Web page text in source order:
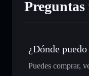
Preguntas
¿Dónde
Puedes comprar,